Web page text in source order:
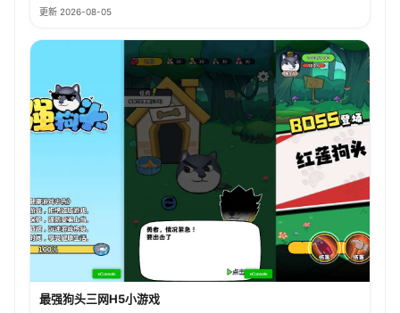
更新 2026-08-05
最强狗头三网H5小游戏